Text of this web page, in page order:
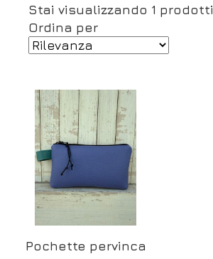
Stai visualizzando 1 prodotti
Ordina per
Pochette pervinca